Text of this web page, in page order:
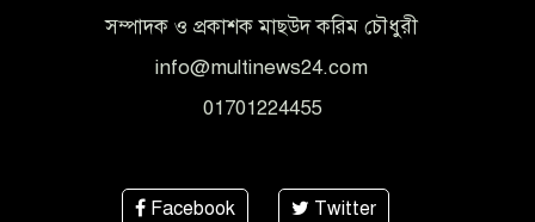
সম্পাদক ও প্রকাশক মাছউদ করিম চৌধুরী
info@multinews24.com
01701224455
Facebook Twitter